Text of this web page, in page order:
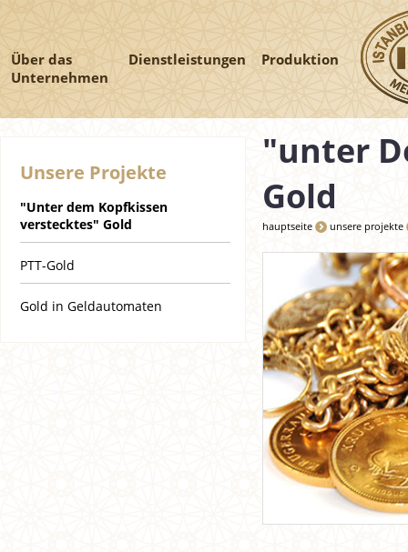
Über das
Unternehmen
Dienstleistungen Produktion
Unsere Projekte
"Unter dem Kopfkissen
verstecktes" Gold
PTT-Gold
Gold in Geldautomaten
"unter
Gold
hauptseite unsere projekte